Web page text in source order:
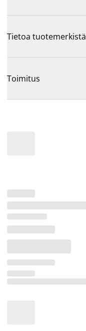
Tietoa tuotemerkistä
Toimitus